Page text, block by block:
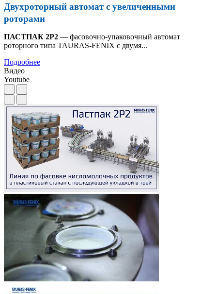
Двухроторный автомат с увеличенными
роторами
ПАСТПАК 2Р2 — фасовочно-упаковочный автомат
роторного типа TAURAS-FENIX с двумя...
Подробнее
Видео
Youtube